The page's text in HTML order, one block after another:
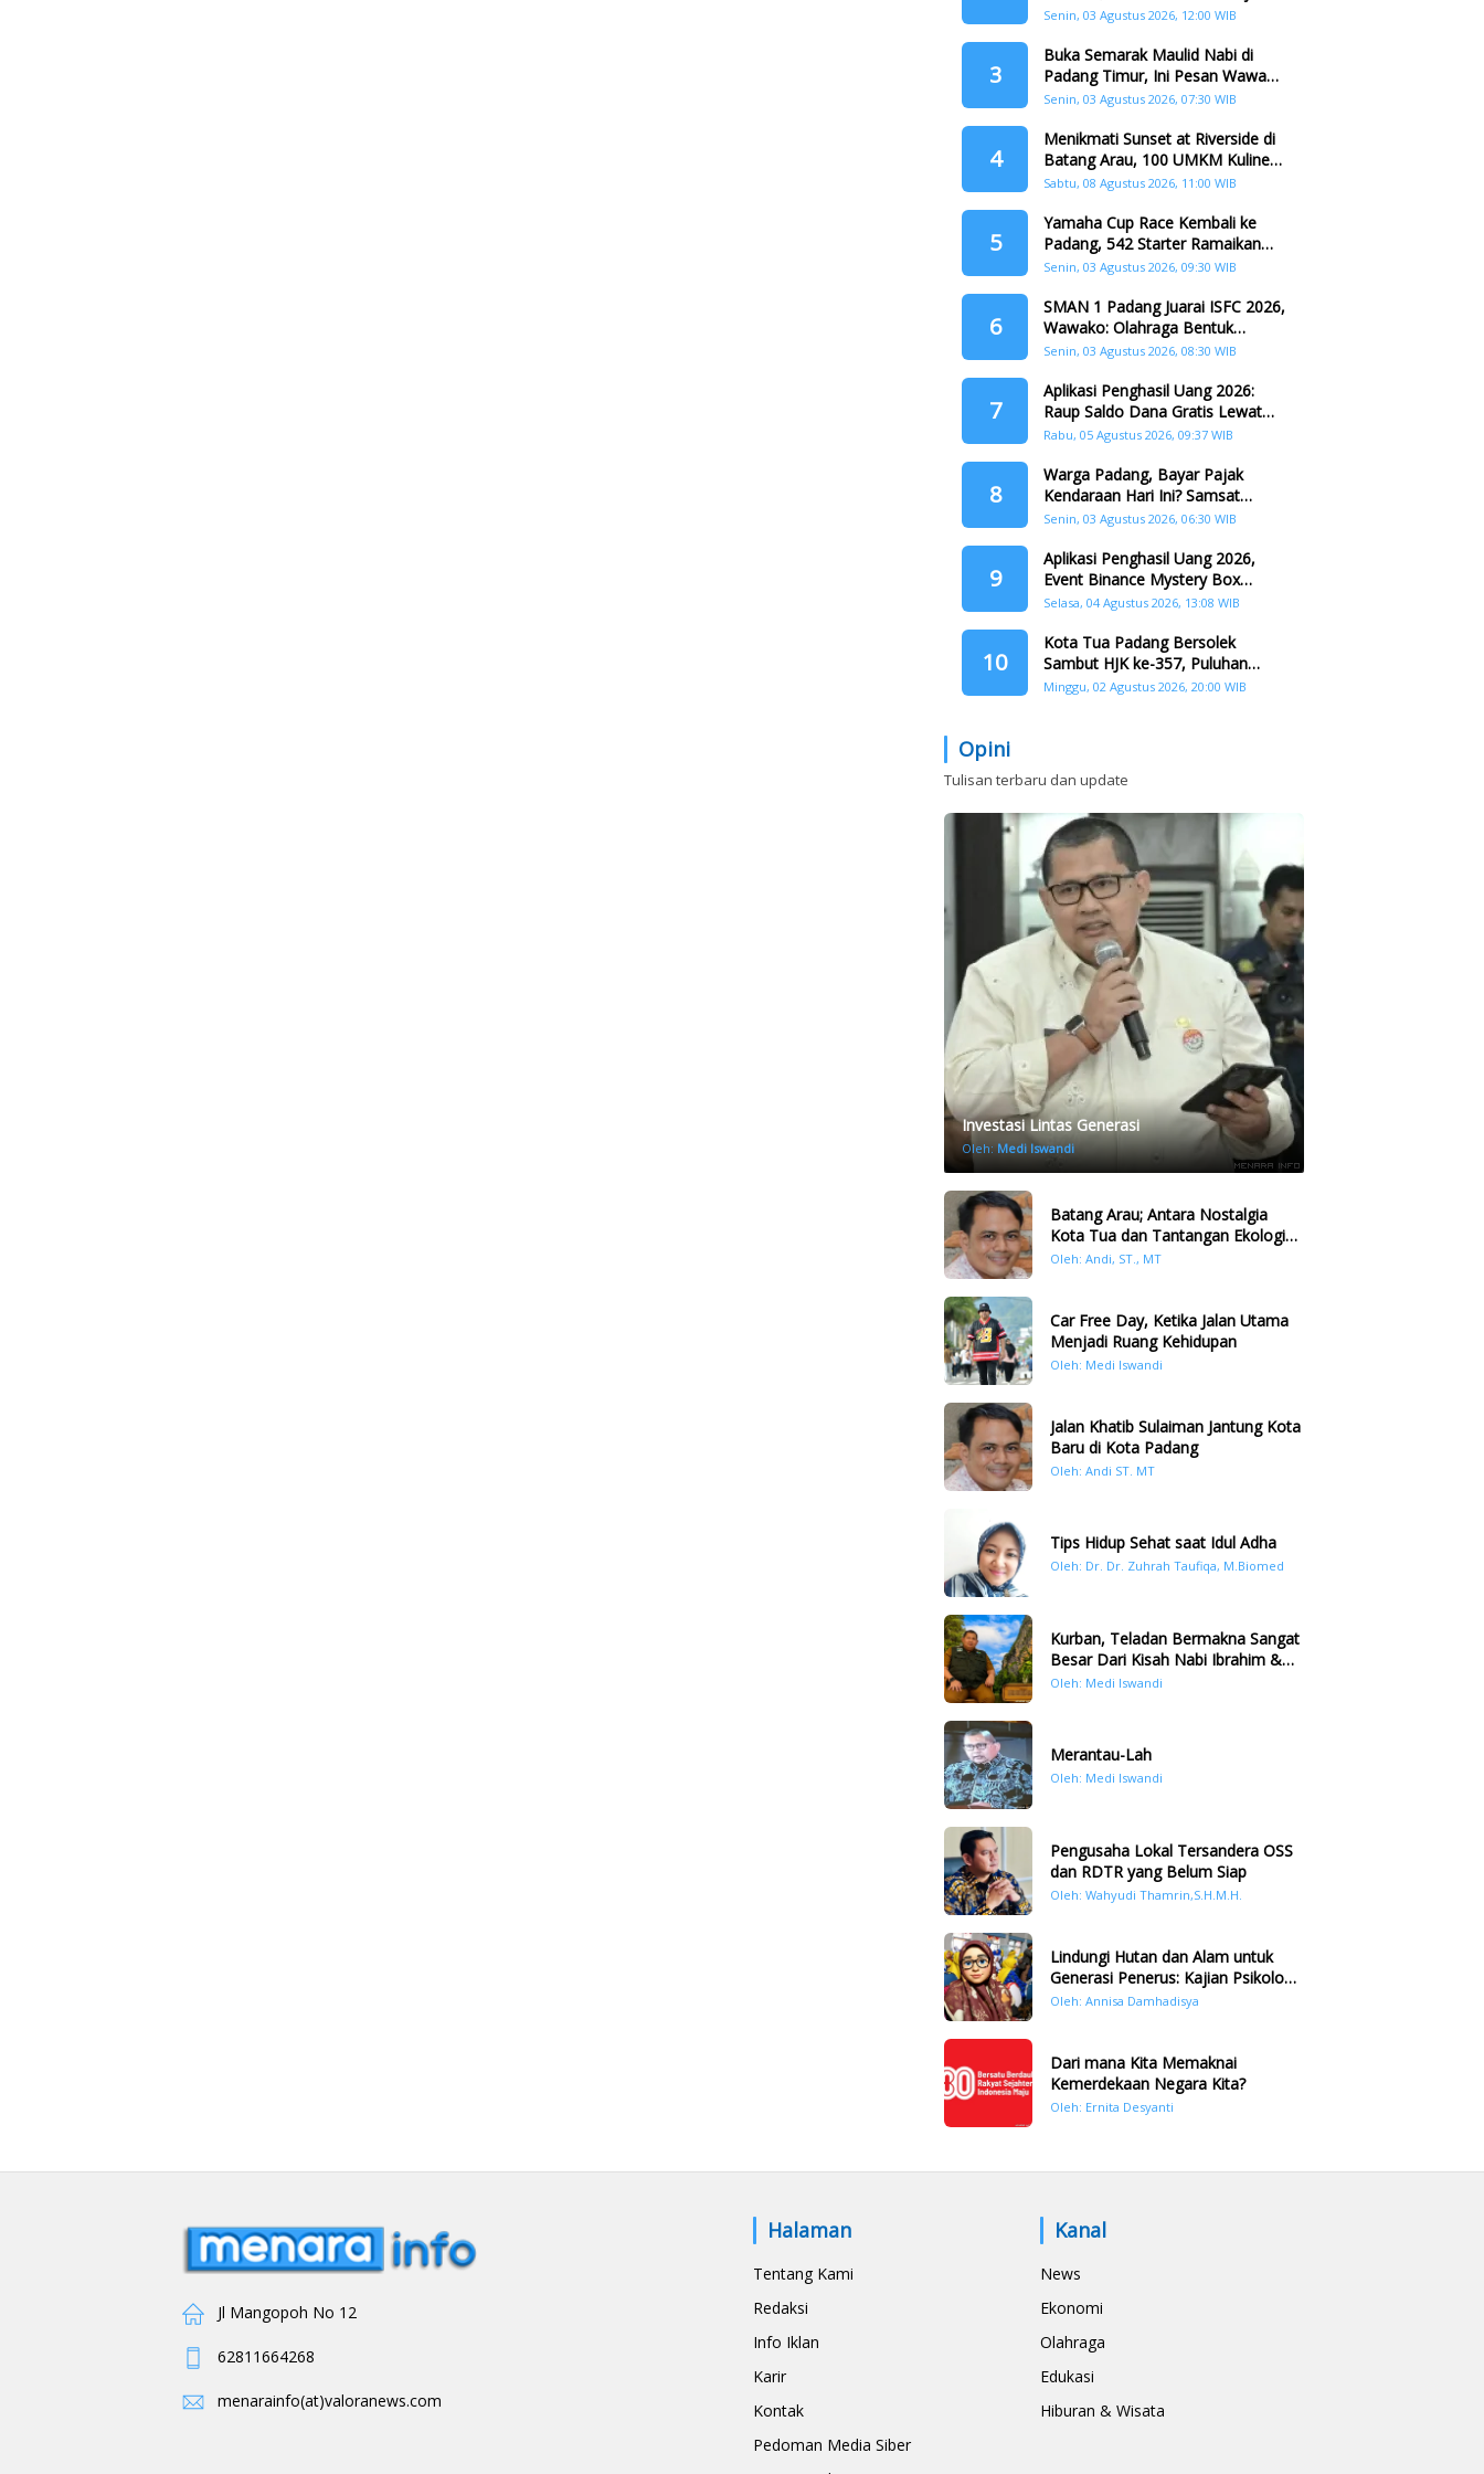
Crazy Food Tanpa Penggandaan
Senin, 03 Agustus 2026, 12:00 WIB
3
Buka Semarak Maulid Nabi di
Padang Timur, Ini Pesan Wawako
Padang
Senin, 03 Agustus 2026, 07:30 WIB
4
Menikmati Sunset at Riverside di
Batang Arau, 100 UMKM Kuliner
dan Beragam Hadiah Siap
HJK Padang
Sabtu, 08 Agustus 2026, 11:00 WIB
5
Yamaha Cup Race Kembali ke
Padang, 542 Starter Ramaikan
Seri II HJK ke-357
Senin, 03 Agustus 2026, 09:30 WIB
6
SMAN 1 Padang Juarai ISFC 2026,
Wawako: Olahraga Bentuk
Karakter Generasi Muda
Senin, 03 Agustus 2026, 08:30 WIB
7
Aplikasi Penghasil Uang 2026:
Raup Saldo Dana Gratis Lewat
Nonton Drama, Ini Caranya!
Rabu, 05 Agustus 2026, 09:37 WIB
8
Warga Padang, Bayar Pajak
Kendaraan Hari Ini? Samsat
Keliling Hadir di Padang Barat dan
Senin, 03 Agustus 2026, 06:30 WIB
9
Aplikasi Penghasil Uang 2026,
Event Binance Mystery Box
Dapat Saldo Dana
Selasa, 04 Agustus 2026, 13:08 WIB
10
Kota Tua Padang Bersolek
Sambut HJK ke-357, Puluhan
Agenda Nasional dan
Minggu, 02 Agustus 2026, 20:00 WIB
Opini
Tulisan terbaru dan update
Investasi Lintas Generasi
Oleh: Medi Iswandi
Batang Arau; Antara Nostalgia
Kota Tua dan Tantangan Ekologi
Kawasan
Oleh: Andi, ST., MT
Car Free Day, Ketika Jalan Utama
Menjadi Ruang Kehidupan
Oleh: Medi Iswandi
Jalan Khatib Sulaiman Jantung Kota
Baru di Kota Padang
Oleh: Andi ST. MT
Tips Hidup Sehat saat Idul Adha
Oleh: Dr. Dr. Zuhrah Taufiqa, M.Biomed
Kurban, Teladan Bermakna Sangat
Besar Dari Kisah Nabi Ibrahim &
Nabi Ismail
Oleh: Medi Iswandi
Merantau-Lah
Oleh: Medi Iswandi
Pengusaha Lokal Tersandera OSS
dan RDTR yang Belum Siap
Oleh: Wahyudi Thamrin,S.H.M.H.
Lindungi Hutan dan Alam untuk
Generasi Penerus: Kajian Psikologi
Bencana Hidrometeorologi di
Oleh: Annisa Damhadisya
Dari mana Kita Memaknai
Kemerdekaan Negara Kita?
Oleh: Ernita Desyanti
Jl Mangopoh No 12
62811664268
menarainfo(at)valoranews.com
Halaman
Tentang Kami
Redaksi
Info Iklan
Karir
Kontak
Pedoman Media Siber
Kanal
News
Ekonomi
Olahraga
Edukasi
Hiburan & Wisata